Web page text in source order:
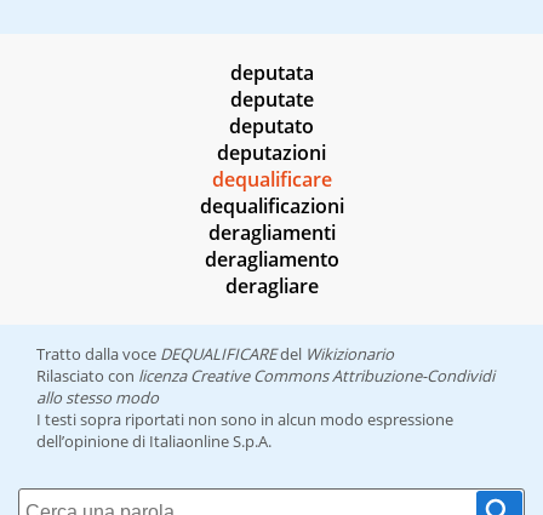
deputata
deputate
deputato
deputazioni
dequalificare
dequalificazioni
deragliamenti
deragliamento
deragliare
Tratto dalla voce DEQUALIFICAREdel Wikizionario
Rilasciato con licenza Creative Commons Attribuzione-Condividi
allo stesso modo
I testi sopra riportati non sono in alcun modo espressione
dell’opinione di Italiaonline S.p.A.